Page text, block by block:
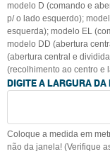
modelo D (comando e
p/ o lado esquerdo);
esquerda); modelo EL
modelo DD (abertura
(abertura central e
(recolhimento ao centro e
DIGITE A LARGURA
Coloque a medida em
não da janela! (Verifique